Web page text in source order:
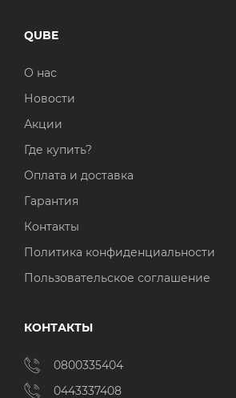
QUBE
О нас
Новости
Акции
Где купить?
Оплата и доставка
Гарантия
Контакты
Политика конфиденциальности
Пользовательское соглашение
КОНТАКТЫ
0800335404
0443337408